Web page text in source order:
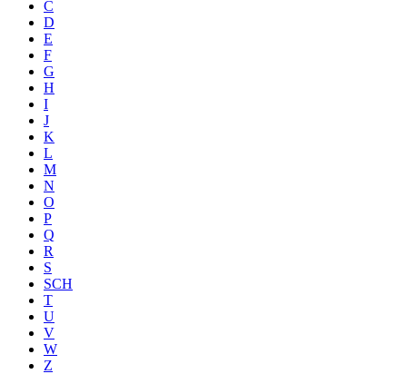
C
D
E
F
G
H
I
J
K
L
M
N
O
P
Q
R
S
SCH
T
U
V
W
Z